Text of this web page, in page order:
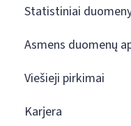
Statistiniai
Asmens duomenų
Viešieji pirkimai
Karjera